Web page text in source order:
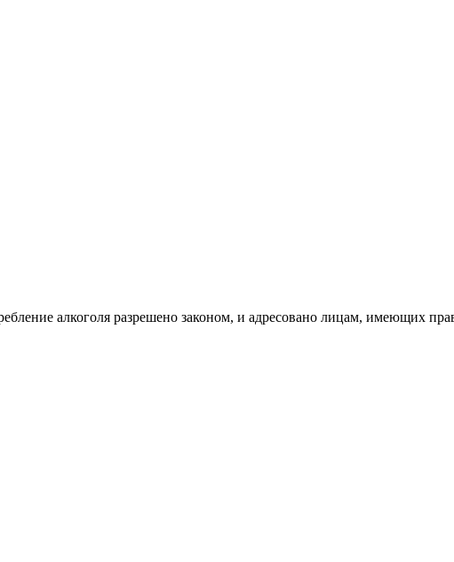
алкоголя разрешено законом, и адресовано лицам, имеющих